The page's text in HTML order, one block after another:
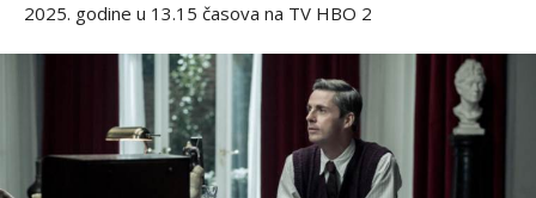
2025. godine u 13.15 časova na TV HBO 2